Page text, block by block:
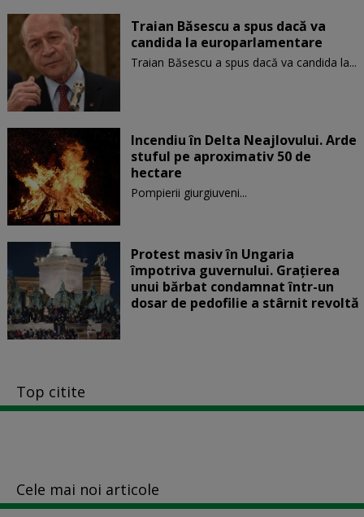
Traian Băsescu a spus dacă va
candida la europarlamentare
Traian Băsescu a spus dacă va candida la...
Incendiu în Delta Neajlovului. Arde
stuful pe aproximativ 50 de
hectare
Pompierii giurgiuveni...
Protest masiv în Ungaria
împotriva guvernului. Graţierea
unui bărbat condamnat într-un
dosar de pedofilie a stârnit revoltă
Top citite
Cele mai noi articole